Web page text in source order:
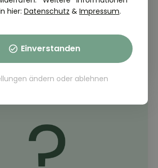
2.5.01-107
Sie Kraftstoff sparen?
hier: Datenschutz & Impressum.
Einverstanden
ändern oder ablehnen